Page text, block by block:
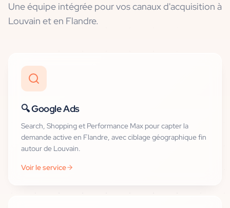
Une équipe intégrée pour vos canaux d'acquisition à
Louvain et en Flandre.
🔍Google Ads
Search, Shopping et Performance Max pour capter la
demande active en Flandre, avec ciblage géographique fin
autour de Louvain.
Voir le service